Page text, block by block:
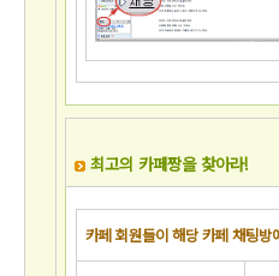
최고의 카페짱을 찾아라!
카페 회원들이 해당 카페 채팅방